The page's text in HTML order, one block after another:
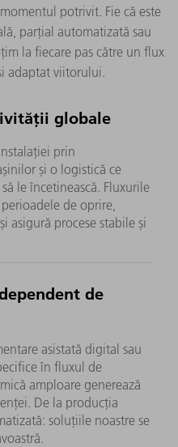
potrivit. Fie că este
parțial automatizată sau
la fiecare pas către un flux
adaptat viitorului.​
globale
prin
și o logistică ce
le încetinească. Fluxurile
de oprire,
asigură procese stabile și
de
asistată digital sau
în fluxul de
amploare generează
De la producția
soluțiile noastre se